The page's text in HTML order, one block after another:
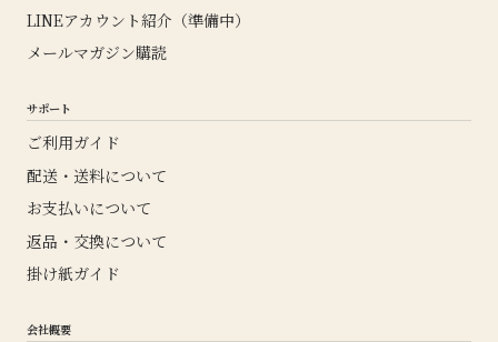
LINEアカウント紹介（準備中）
メールマガジン購読
サポート
ご利用ガイド
配送・送料について
お支払いについて
返品・交換について
掛け紙ガイド
会社概要